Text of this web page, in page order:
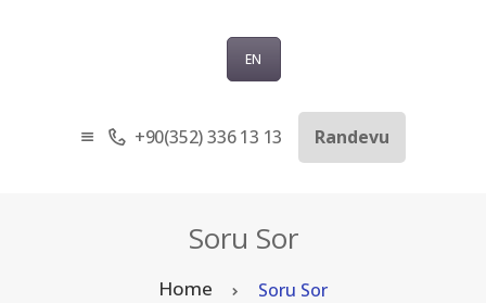
EN
+90(352) 336 13 13 Randevu
Soru Sor
Home Soru Sor
SAĞLIK TURIZMI
BLOG